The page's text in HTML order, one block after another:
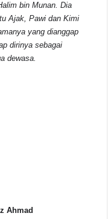
bin Munan. Dia
Ajak, Pawi dan Kimi
yang dianggap
dirinya sebagai
dewasa.
Ahmad